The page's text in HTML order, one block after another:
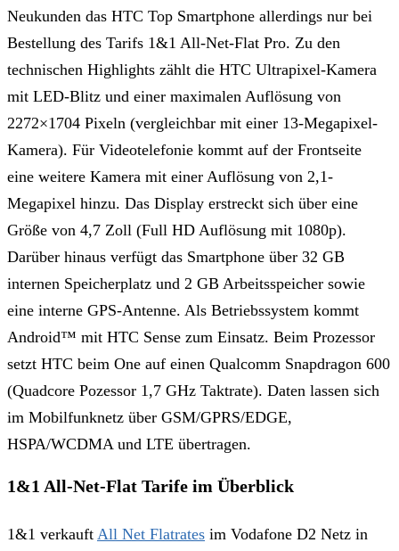
Neukunden das HTC Top Smartphone allerdings nur bei
Bestellung des Tarifs 1&1 All-Net-Flat Pro. Zu den
technischen Highlights zählt die HTC Ultrapixel-Kamera
mit LED-Blitz und einer maximalen Auflösung von
2272×1704 Pixeln (vergleichbar mit einer 13-Megapixel-
Kamera). Für Videotelefonie kommt auf der Frontseite
eine weitere Kamera mit einer Auflösung von 2,1-
Megapixel hinzu. Das Display erstreckt sich über eine
Größe von 4,7 Zoll (Full HD Auflösung mit 1080p).
Darüber hinaus verfügt das Smartphone über 32 GB
internen Speicherplatz und 2 GB Arbeitsspeicher sowie
eine interne GPS-Antenne. Als Betriebssystem kommt
Android™ mit HTC Sense zum Einsatz. Beim Prozessor
setzt HTC beim One auf einen Qualcomm Snapdragon 600
(Quadcore Pozessor 1,7 GHz Taktrate). Daten lassen sich
im Mobilfunknetz über GSM/GPRS/EDGE,
HSPA/WCDMA und LTE übertragen.
1&1 All-Net-Flat Tarife im Überblick
1&1 verkauft All Net Flatrates im Vodafone D2 Netz in